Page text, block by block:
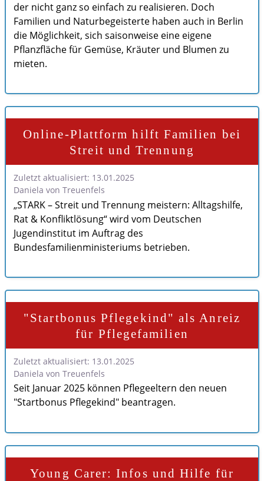
der nicht ganz so einfach zu realisieren. Doch
Familien und Naturbegeisterte haben auch in Berlin
die Möglichkeit, sich saisonweise eine eigene
Pflanzfläche für Gemüse, Kräuter und Blumen zu
mieten.
Online-Plattform hilft Familien bei
Streit und Trennung
Zuletzt aktualisiert: 13.01.2025
Daniela von Treuenfels
„STARK – Streit und Trennung meistern: Alltagshilfe,
Rat & Konfliktlösung“ wird vom Deutschen
Jugendinstitut im Auftrag des
Bundesfamilienministeriums betrieben.
"Startbonus Pflegekind" als Anreiz
für Pflegefamilien
Zuletzt aktualisiert: 13.01.2025
Daniela von Treuenfels
Seit Januar 2025 können Pflegeeltern den neuen
"Startbonus Pflegekind" beantragen.
Young Carer: Infos und Hilfe für